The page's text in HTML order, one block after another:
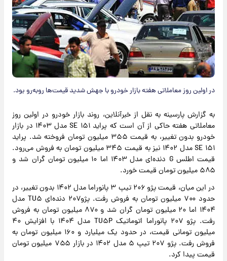
در اولین روز معاملاتی هفته بازار خودرو با جهش شدید قیمت‌ها روبه‌رو بود.
به گزارش پارسینه به نقل از خبرآنلاین، روند بازار خودرو در اولین روز
معاملاتی هفته حاکی از آن است که پراید ۱۵۱ SE مدل ۱۴۰۳ در بازار
خودرو بدون تغییر، به قیمت ۳۵۵ میلیون تومان فروخته شد. پراید
۱۵۱ SE مدل ۱۴۰۲ نیز به قیمت ۳۴۵ میلیون تومان به فروش می‌رود.
قیمت اطلس G دنده‌ای مدل ۱۴۰۳ اما ۱۰ میلیون تومان گران شد و
۵۸۵ میلیون تومان قیمت خورد.
در این میان، قیمت پژو ۲۰۶ تیپ ۳ پانوراما مدل ۱۴۰۲ بدون تغییر، در
حدود ۷۰۰ میلیون تومان به فروش رفت. پژو۲۰۷ دنده‌ای TU۵ مدل
۱۴۰۴ اما ۲۰ میلیون تومان گران شد و ۸۷۰ میلیون تومان به فروش
رفت. پژو ۲۰۷ پانوراما اتوماتیک TU۵P مدل ۱۴۰۴ با افزایش ۴۰
میلیون تومانی قیمت، در حدود یک میلیارد و ۱۶۰ میلیون تومان به
فروش رفت. پژو ۲۰۷ تیپ ۵ مدل ۱۴۰۲ در بازار ۷۵۵ میلیون تومان
قیمت پیدا کرد.